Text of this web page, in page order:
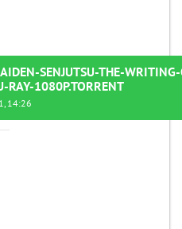
SENJUTSU-THE-
RAY-1080P.TORRENT
14:26